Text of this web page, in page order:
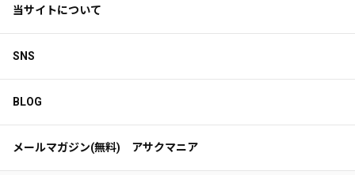
当サイトについて
SNS
BLOG
メールマガジン(無料) アサクマニア